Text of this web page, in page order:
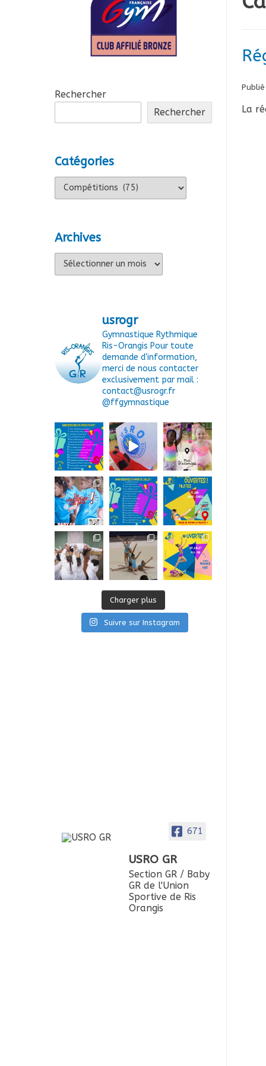
La
Rechercher
Rechercher
Catégories
Catégories
Archives
Archives
usrogr
Gymnastique Rythmique
Ris-Orangis Pour toute
demande d'information,
merci de nous contacter
exclusivement par mail :
contact@usrogr.fr
@ffgymnastique
Charger plus
Suivre sur Instagram
671
USRO GR
Section GR / Baby
GR de l'Union
Sportive de Ris
Orangis